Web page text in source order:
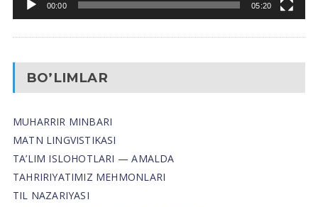
00:00 05:20
BO’LIMLAR
MUHARRIR MINBARI
MATN LINGVISTIKASI
TA’LIM ISLOHOTLARI — AMALDA
TAHRIRIYATIMIZ MEHMONLARI
TIL NAZARIYASI